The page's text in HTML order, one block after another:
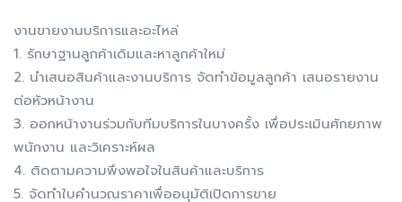
งานขายงานบริการและอะไหล่
1. รักษาฐานลูกค้าเดิมและหาลูกค้าใหม่
2. นำเสนอสินค้าและงานบริการ จัดทำข้อมูลลูกค้า เสนอรายงาน
ต่อหัวหน้างาน
3. ออกหน้างานร่วมกับทีมบริการในบางครั้ง เพื่อประเมินศักยภาพ
พนักงาน และวิเคราะห์ผล
4. ติดตามความพึงพอใจในสินค้าและบริการ
5. จัดทำใบคำนวณราคาเพื่ออนุมัติเปิดการขาย